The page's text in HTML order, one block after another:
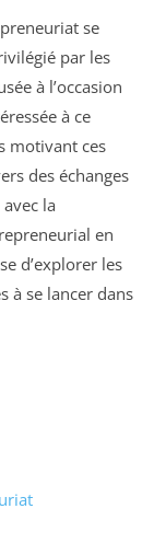
se
par les
à l’occasion
à ce
motivant ces
des échanges
la
en
d’explorer les
à se lancer dans